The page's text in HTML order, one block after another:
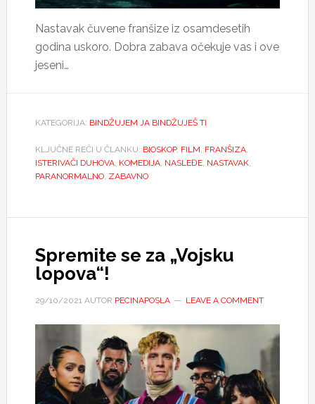
Nastavak čuvene franšize iz osamdesetih
godina uskoro. Dobra zabava očekuje vas i ove
jeseni…
KATEGORIJA: BINDŽUJEM JA BINDŽUJEŠ TI
KLJUČNE REČI U ČLANKU: BIOSKOP, FILM FRANŠIZA,
ISTERIVAČI DUHOVA, KOMEDIJA, NASLEĐE, NASTAVAK,
PARANORMALNO, ZABAVNO
Spremite se za „Vojsku
lopova“!
29/10/2021 AUTOR PECINAPOSLA LEAVE A COMMENT